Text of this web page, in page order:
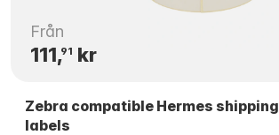
Från
111,91 kr
Zebra compatible Hermes shipping
labels